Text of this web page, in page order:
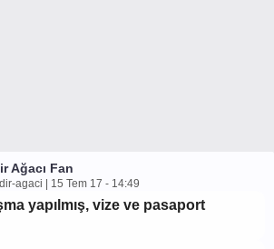
Ağacı Fan
agaci | 15 Tem 17 - 14:49
yapılmış, vize ve pasaport